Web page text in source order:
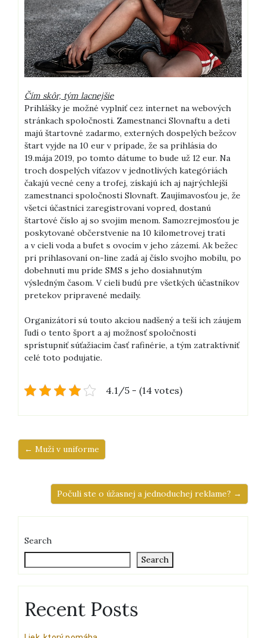
Čím skôr, tým lacnejšie
Prihlášky je možné vyplniť cez internet na webových
stránkach spoločnosti. Zamestnanci Slovnaftu a deti
majú štartovné zadarmo, externých dospelých bežcov
štart vyjde na 10 eur v prípade, že sa prihlásia do
19.mája 2019, po tomto dátume to bude už 12 eur. Na
troch dospelých víťazov v jednotlivých kategóriách
čakajú vecné ceny a trofej, získajú ich aj najrýchlejší
zamestnanci spoločnosti Slovnaft. Zaujímavosťou je, že
všetci účastníci zaregistrovaní vopred, dostanú
štartové číslo aj so svojim menom. Samozrejmosťou je
poskytované občerstvenie na 10 kilometrovej trati
a v cieli voda a bufet s ovocím v jeho zázemí. Ak bežec
pri prihlasovaní on-line zadá aj číslo svojho mobilu, po
dobehnutí mu príde SMS s jeho dosiahnutým
výsledným časom. V cieli budú pre všetkých účastníkov
pretekov pripravené medaily.
Organizátori sú touto akciou nadšený a teší ich záujem
ľudí o tento šport a aj možnosť spoločnosti
sprístupniť súťažiacim časť rafinérie, a tým zatraktívniť
celé toto podujatie.
4.1/5 - (14 votes)
← Muži v uniforme
Počuli ste o úžasnej a jednoduchej reklame? →
Search
Search
Recent Posts